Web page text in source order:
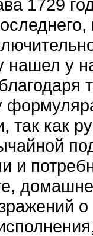
1729
нашел у
так как
и